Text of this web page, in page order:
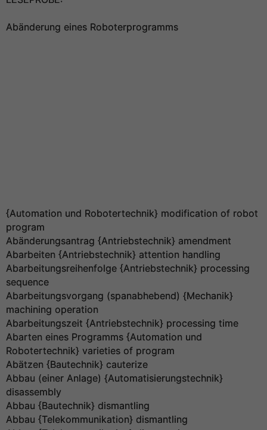
Abänderung eines Roboterprogramms
{Automation und Robotertechnik} modification of robot
program
Abänderungsantrag {Antriebstechnik} amendment
Abarbeiten {Antriebstechnik} attention handling
Abarbeitungsreihenfolge {Antriebstechnik} processing
sequence
Abarbeitungsvorgang (spanabhebend) {Mechanik}
machining operation
Abarbeitungszeit {Antriebstechnik} processing time
Abarten eines Programms {Automation und
Robotertechnik} varieties of program
Abätzen {Bautechnik} cauterize
Abbau (einer Anlage) {Automatisierungstechnik}
disassembly
Abbau {Bautechnik} dismantling
Abbau {Telekommunikation} dismantling